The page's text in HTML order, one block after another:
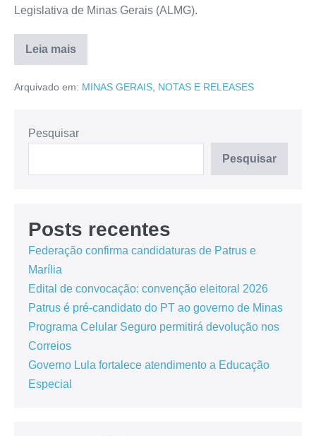
Legislativa de Minas Gerais (ALMG).
Leia mais
Arquivado em: MINAS GERAIS, NOTAS E RELEASES
Pesquisar
Pesquisar
Posts recentes
Federação confirma candidaturas de Patrus e
Marília
Edital de convocação: convenção eleitoral 2026
Patrus é pré-candidato do PT ao governo de Minas
Programa Celular Seguro permitirá devolução nos
Correios
Governo Lula fortalece atendimento a Educação
Especial